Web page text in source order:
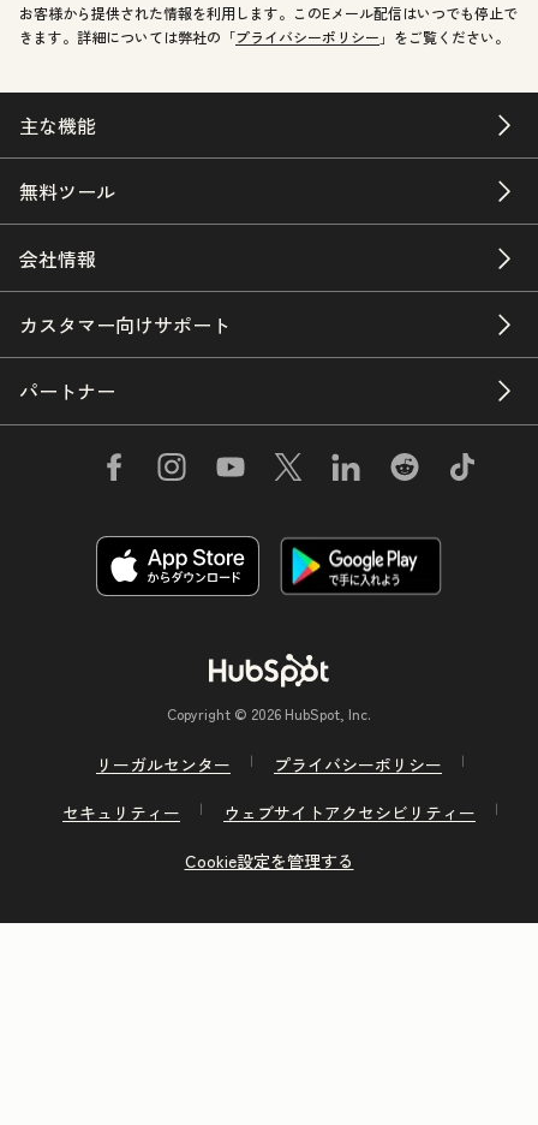
お客様から提供された情報を利用します。このEメール配信はいつでも停止で
きます。詳細については弊社の「プライバシーポリシー 」をご覧ください。
主な機能
無料ツール
会社情報
カスタマー向けサポート
パートナー
Copyright © 2026 HubSpot, Inc.
リーガルセンター
プライバシーポリシー
セキュリティー
ウェブサイトアクセシビリティー
Cookie設定を管理する